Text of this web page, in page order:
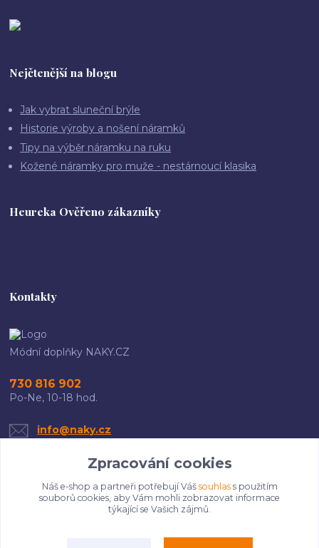
Nejčtenější na blogu
Jak vybrat sluneční brýle
Historie výroby a nošení náramků
Tipy na výběr náramku na ruku
Kožené náramky pro muže - nestárnoucí klasika
Heureka Ověřeno zákazníky
Kontakty
Módní doplňky NAKY.CZ
730 816 902
Po-Ne, 10-18 hod.
info@naky.cz
Upravit sběr cookies.
Zpracování cookies
Náš e-shop a partneři potřebují Váš souhlass použitím
souborů cookies, aby Vám mohli zobrazovat informace
týkající se Vašich zájmů.